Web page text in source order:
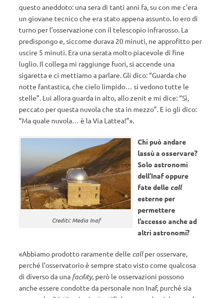
questo aneddoto: una sera di tanti anni fa, su con me c’era
un giovane tecnico che era stato appena assunto. Io ero di
turno per l’osservazione con il telescopio infrarosso. La
predispongo e, siccome durava 20 minuti, ne approfitto per
uscire 5 minuti. Era una serata molto piacevole di fine
luglio. Il collega mi raggiunge fuori, si accende una
sigaretta e ci mettiamo a parlare. Gli dico: “Guarda che
notte fantastica, che cielo limpido… si vedono tutte le
stelle”. Lui allora guarda in alto, allo zenit e mi dice: “Sì,
peccato per questa nuvola che sta in mezzo”. E io gli dico:
“Ma quale nuvola… è la Via Lattea!”».
Crediti: Media Inaf
Chi può andare
lassù a osservare?
Solo astronomi
dell’Inaf oppure
fate delle call
esterne per
permettere
l’accesso anche ad
altri astronomi?
«Abbiamo prodotto raramente delle callper osservare,
perché l’osservatorio è sempre stato visto come qualcosa
di diverso da una facility, però le osservazioni possono
anche essere condotte da personale non Inaf, purché sia